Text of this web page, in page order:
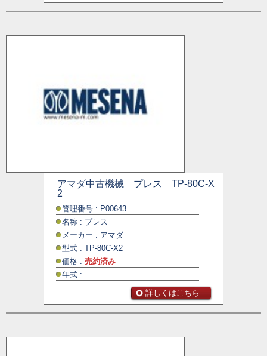
アマダ中古機械 プレス TP-80C-X
2
管理番号 : P00643
名称 : プレス
メーカー : アマダ
型式 : TP-80C-X2
価格 : 売約済み
年式 :
詳しくはこちら